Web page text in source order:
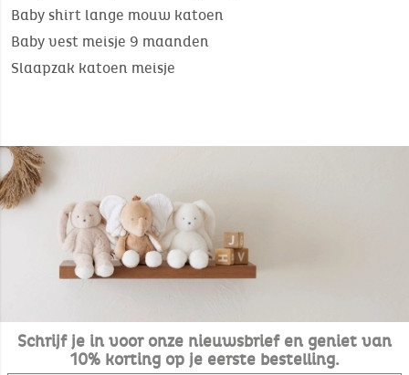
Baby shirt lange mouw katoen
Baby vest meisje 9 maanden
Slaapzak katoen meisje
Schrijf je in voor onze nieuwsbrief en geniet van
10% korting op je eerste bestelling.